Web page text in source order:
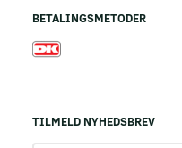
BETALINGSMETODER
TILMELD NYHEDSBREV